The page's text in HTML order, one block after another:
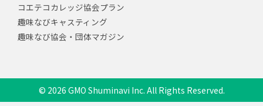
コエテコカレッジ協会プラン
趣味なびキャスティング
趣味なび協会・団体マガジン
© 2026 GMO Shuminavi Inc. All Rights Reserved.